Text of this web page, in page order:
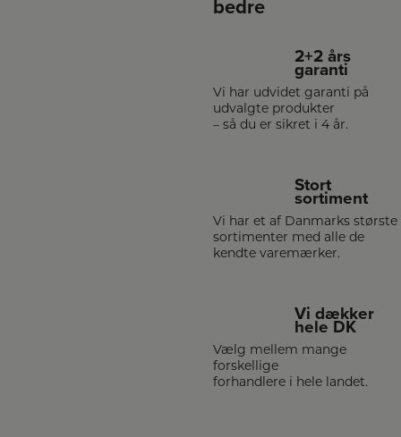
bedre
2+2 års
garanti
Vi har udvidet garanti på
udvalgte produkter
– så du er sikret i 4 år.
Stort
sortiment
Vi har et af Danmarks største
sortimenter med alle de
kendte varemærker.
Vi dækker
hele DK
Vælg mellem mange
forskellige
forhandlere i hele landet.